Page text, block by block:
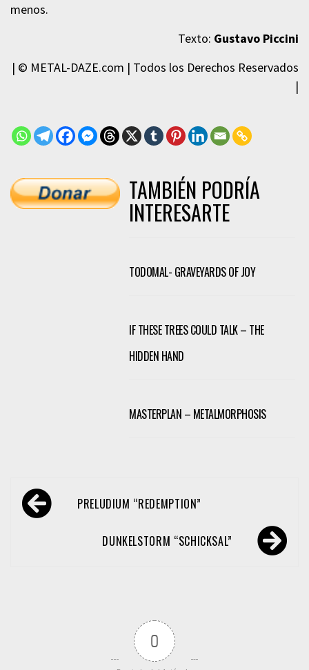
menos.
Texto: Gustavo Piccini
| © METAL-DAZE.com | Todos los Derechos Reservados
|
TAMBIÉN PODRÍA
INTERESARTE
TODOMAL- GRAVEYARDS OF JOY
IF THESE TREES COULD TALK – THE
HIDDEN HAND
MASTERPLAN – METALMORPHOSIS
Navegación
de PRELUDIUM “REDEMPTION”
DUNKELSTORM “SCHICKSAL”
0